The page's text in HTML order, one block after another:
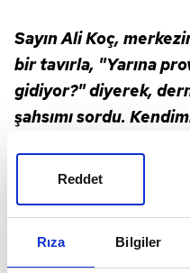
Rıza Bilgiler
Reddet
Sayın Ali Koç,
bir tavırla, "Yarına
gidiyor?" diyerek,
şahsımı sordu.
"Topladığınız
toplanıyor."
camiayı